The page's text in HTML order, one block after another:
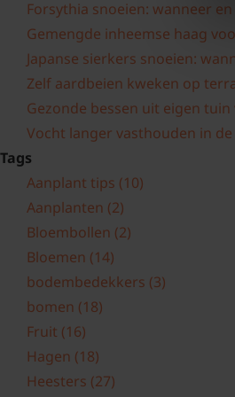
Forsythia snoeien: wanneer en
Gemengde inheemse haag
Japanse sierkers snoeien:
Zelf aardbeien kweken op
Gezonde bessen uit eigen
Vocht langer vasthouden in
Tags
Aanplant tips (10)
Aanplanten (2)
Bloembollen (2)
Bloemen (14)
bodembedekkers (3)
bomen (18)
Fruit (16)
Hagen (18)
Heesters (27)